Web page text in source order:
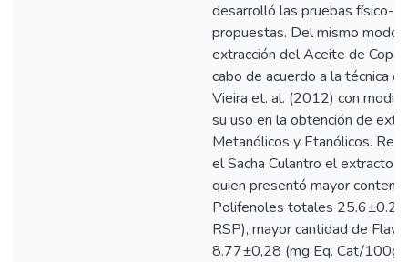
desarrolló las pruebas físico-
propuestas. Del mismo modo
extracción del Aceite de
cabo de acuerdo a la técnica
Vieira et. al. (2012) con
su uso en la obtención de
Metanólicos y Etanólicos.
el Sacha Culantro el extracto
quien presentó mayor
Polifenoles totales 25.6±0.2
RSP), mayor cantidad de
8.77±0,28 (mg Eq. Cat/100g